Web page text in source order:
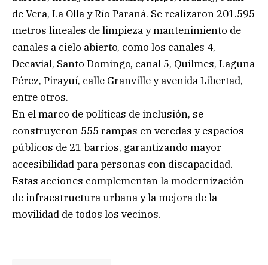
de Vera, La Olla y Río Paraná. Se realizaron 201.595
metros lineales de limpieza y mantenimiento de
canales a cielo abierto, como los canales 4,
Decavial, Santo Domingo, canal 5, Quilmes, Laguna
Pérez, Pirayuí, calle Granville y avenida Libertad,
entre otros.
En el marco de políticas de inclusión, se
construyeron 555 rampas en veredas y espacios
públicos de 21 barrios, garantizando mayor
accesibilidad para personas con discapacidad.
Estas acciones complementan la modernización
de infraestructura urbana y la mejora de la
movilidad de todos los vecinos.